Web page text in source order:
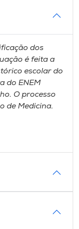
dos
é feita a
escolar do
do ENEM
O processo
de Medicina.